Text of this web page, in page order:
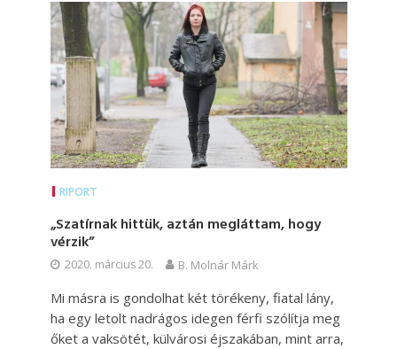
RIPORT
„Szatírnak hittük, aztán megláttam, hogy
vérzik”
2020. március 20. B. Molnár Márk
Mi másra is gondolhat két törékeny, fiatal lány,
ha egy letolt nadrágos idegen férfi szólítja meg
őket a vaksötét, külvárosi éjszakában, mint arra,